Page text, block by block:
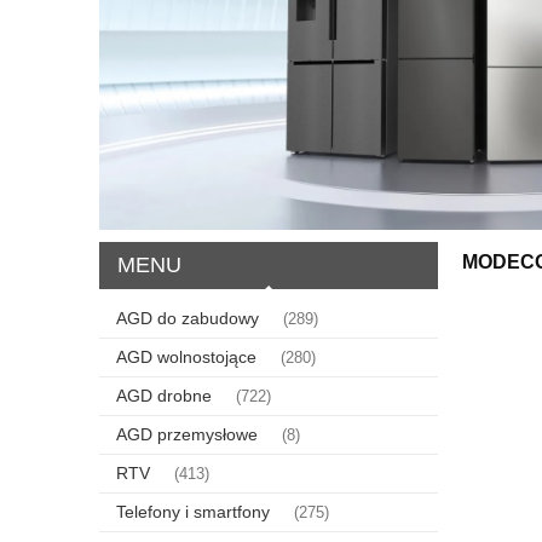
MENU
AGD do zabudowy (289)
AGD wolnostojące (280)
AGD drobne (722)
AGD przemysłowe (8)
RTV (413)
Telefony i smartfony (275)